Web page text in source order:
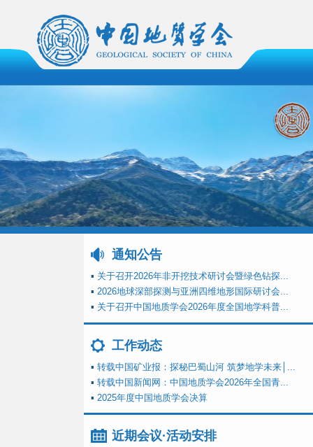
通知公告
▪ 关于召开2026年非开挖技术研讨会暨绿色钻探...
▪ 2026地球深部探测与亚洲四维地形国际研讨会...
▪ 关于召开中国地质学会2026年度全国地学科普...
工作动态
▪ 转载中国矿业报：探秘巴蜀山河 筑梦地学未来│...
▪ 转载中国新闻网：中国地质学会2026年全国青...
▪ 2025年度中国地质学会决算
近期会议·活动安排